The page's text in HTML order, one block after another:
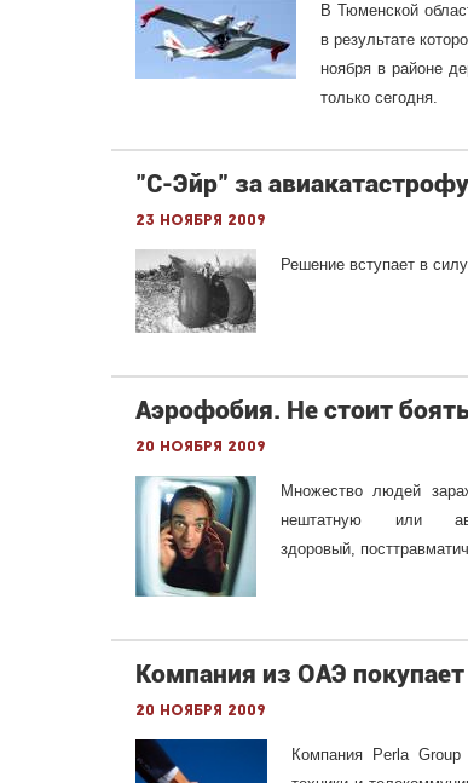
В Тюменской
в результате
ноября в районе
только сегодня.
"С-Эйр" за
23 ноября 2009
Решение вступает в
Аэрофобия. Не стоит
20 ноября 2009
Множество людей
нештатную или
здоровый,
Компания из ОАЭ
20 ноября 2009
Компания Perla